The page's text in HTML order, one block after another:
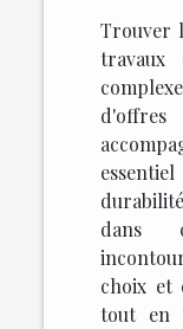
Trouver
travaux
dans
choix et
tout en